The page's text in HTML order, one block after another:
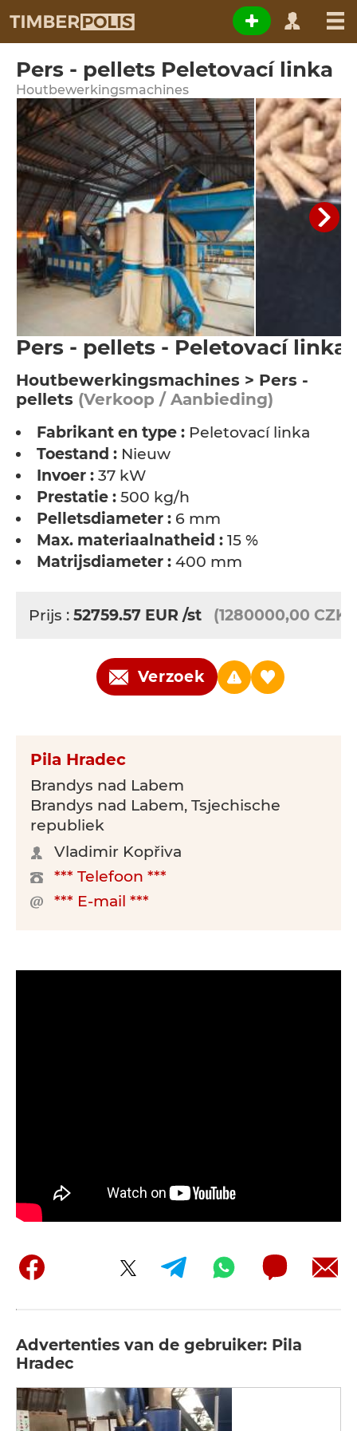
Pers - pellets Peletovací linka
Houtbewerkingsmachines
Pers - pellets - Peletovací linka
Houtbewerkingsmachines > Pers -
pellets (Verkoop / Aanbieding)
Fabrikant en type : Peletovací linka
Toestand : Nieuw
Invoer : 37 kW
Prestatie : 500 kg/h
Pelletsdiameter : 6 mm
Max. materiaalnatheid : 15 %
Matrijsdiameter : 400 mm
Prijs : 52759.57 EUR /st (1280000,00 CZK)
Verzoek
Pila Hradec
Brandys nad Labem
Brandys nad Labem, Tsjechische
republiek
Vladimir Kopřiva
*** Telefoon ***
*** E-mail ***
Advertenties van de gebruiker: Pila
Hradec